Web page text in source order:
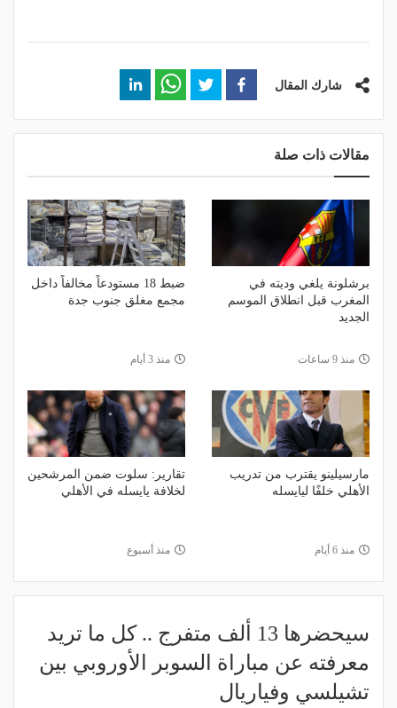
شارك المقال
مقالات ذات صلة
برشلونة يلغي وديته في
المغرب قبل انطلاق الموسم
الجديد
منذ 9 ساعات
ضبط 18 مستودعاً مخالفاً داخل
مجمع مغلق جنوب جدة
منذ 3 أيام
مارسيلينو يقترب من تدريب
الأهلي خلفًا ليايسله
منذ 6 أيام
تقارير: سلوت ضمن المرشحين
لخلافة يايسله في الأهلي
منذ أسبوع
سيحضرها 13 ألف متفرج .. كل ما تريد
معرفته عن مباراة السوبر الأوروبي بين
تشيلسي وفياريال